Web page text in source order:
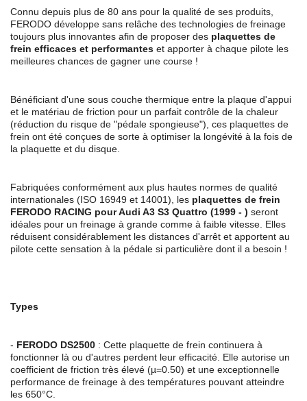
Connu depuis plus de 80 ans pour la qualité de ses produits,
FERODO développe sans relâche des technologies de freinage
toujours plus innovantes afin de proposer des plaquettes de
frein efficaces et performantes et apporter à chaque pilote les
meilleures chances de gagner une course !
Bénéficiant d'une sous couche thermique entre la plaque d'appui
et le matériau de friction pour un parfait contrôle de la chaleur
(réduction du risque de "pédale spongieuse"), ces plaquettes de
frein ont été conçues de sorte à optimiser la longévité à la fois de
la plaquette et du disque.
Fabriquées conformément aux plus hautes normes de qualité
internationales (ISO 16949 et 14001), les plaquettes de frein
FERODO RACING pour Audi A3 S3 Quattro (1999 - ) seront
idéales pour un freinage à grande comme à faible vitesse. Elles
réduisent considérablement les distances d'arrêt et apportent au
pilote cette sensation à la pédale si particulière dont il a besoin !
Types
- FERODO DS2500 : Cette plaquette de frein continuera à
fonctionner là ou d'autres perdent leur efficacité. Elle autorise un
coefficient de friction très élevé (µ=0.50) et une exceptionnelle
performance de freinage à des températures pouvant atteindre
les 650°C.